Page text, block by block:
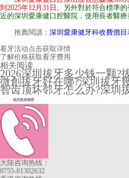
到2025年12月31日。 另外對於符合標準
近的深圳愛康健口腔醫院，使用長者醫療
推薦閱讀： 深圳愛康健牙科收費價目
看牙活动点击获取详情
了解价格获取看牙费用
相关阅读
2026深圳拔牙多少钱一颗?
微創拔牙好在哪?深圳拔牙
智齿顶坏邻牙怎么办?深圳
相关医师推荐
大陆咨询热线：
0755-61302632